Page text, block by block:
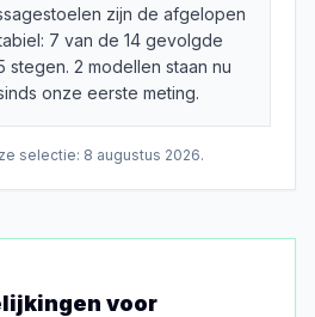
zijn de afgelopen
7 van de 14 gevolgde
stegen. 2 modellen staan nu
onze eerste meting.
selectie: 8 augustus 2026.
voor